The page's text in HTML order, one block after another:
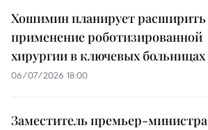
Хошимин планирует расширить
применение роботизированной
хирургии в ключевых больницах
06/07/2026 18:00
Заместитель премьер-министра